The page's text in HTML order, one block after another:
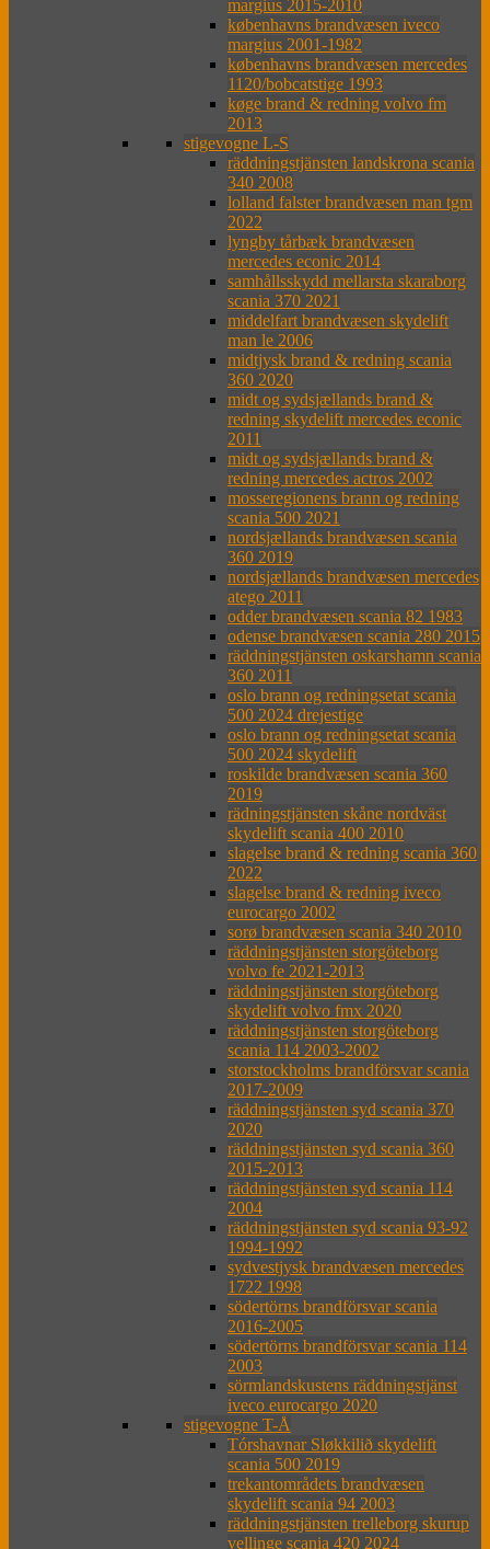
margius 2015-2010
københavns brandvæsen iveco
margius 2001-1982
københavns brandvæsen mercedes
1120/bobcatstige 1993
køge brand & redning volvo fm
2013
stigevogne L-S
räddningstjänsten landskrona scania
340 2008
lolland falster brandvæsen man tgm
2022
lyngby tårbæk brandvæsen
mercedes econic 2014
samhållsskydd mellarsta skaraborg
scania 370 2021
middelfart brandvæsen skydelift
man le 2006
midtjysk brand & redning scania
360 2020
midt og sydsjællands brand &
redning skydelift mercedes econic
2011
midt og sydsjællands brand &
redning mercedes actros 2002
mosseregionens brann og redning
scania 500 2021
nordsjællands brandvæsen scania
360 2019
nordsjællands brandvæsen mercedes
atego 2011
odder brandvæsen scania 82 1983
odense brandvæsen scania 280 2015
räddningstjänsten oskarshamn scania
360 2011
oslo brann og redningsetat scania
500 2024 drejestige
oslo brann og redningsetat scania
500 2024 skydelift
roskilde brandvæsen scania 360
2019
rädningstjänsten skåne nordväst
skydelift scania 400 2010
slagelse brand & redning scania 360
2022
slagelse brand & redning iveco
eurocargo 2002
sorø brandvæsen scania 340 2010
räddningstjänsten storgöteborg
volvo fe 2021-2013
räddningstjänsten storgöteborg
skydelift volvo fmx 2020
räddningstjänsten storgöteborg
scania 114 2003-2002
storstockholms brandförsvar scania
2017-2009
räddningstjänsten syd scania 370
2020
räddningstjänsten syd scania 360
2015-2013
räddningstjänsten syd scania 114
2004
räddningstjänsten syd scania 93-92
1994-1992
sydvestjysk brandvæsen mercedes
1722 1998
södertörns brandförsvar scania
2016-2005
södertörns brandförsvar scania 114
2003
sörmlandskustens räddningstjänst
iveco eurocargo 2020
stigevogne T-Å
Tórshavnar Sløkkilið skydelift
scania 500 2019
trekantområdets brandvæsen
skydelift scania 94 2003
räddningstjänsten trelleborg skurup
vellinge scania 420 2024